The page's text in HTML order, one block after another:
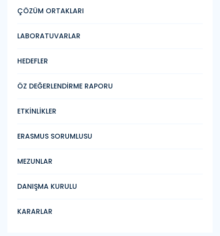
ÇÖZÜM ORTAKLARI
LABORATUVARLAR
HEDEFLER
ÖZ DEĞERLENDİRME RAPORU
ETKİNLİKLER
ERASMUS SORUMLUSU
MEZUNLAR
DANIŞMA KURULU
KARARLAR